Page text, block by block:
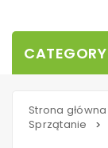
CATEGORY
Strona główna
Sprzątanie
>